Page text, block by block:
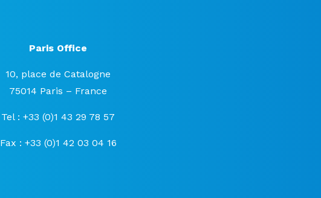
Paris Office
10, place de Catalogne
75014 Paris – France
Tel : +33 (0)1 43 29 78 57
Fax : +33 (0)1 42 03 04 16